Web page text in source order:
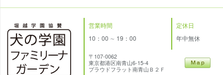
営業時間
定休日
10：00 ∼ 19：00
年中無休
〒107-0062
東京都港区南青山6-15-4
プラウドフラット南青山Ｂ２Ｆ